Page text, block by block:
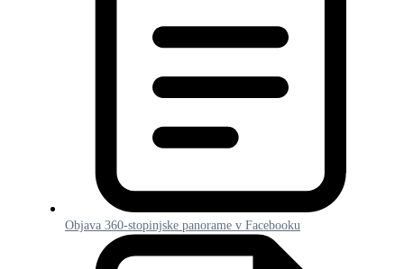
Objava 360-stopinjske panorame v Facebooku